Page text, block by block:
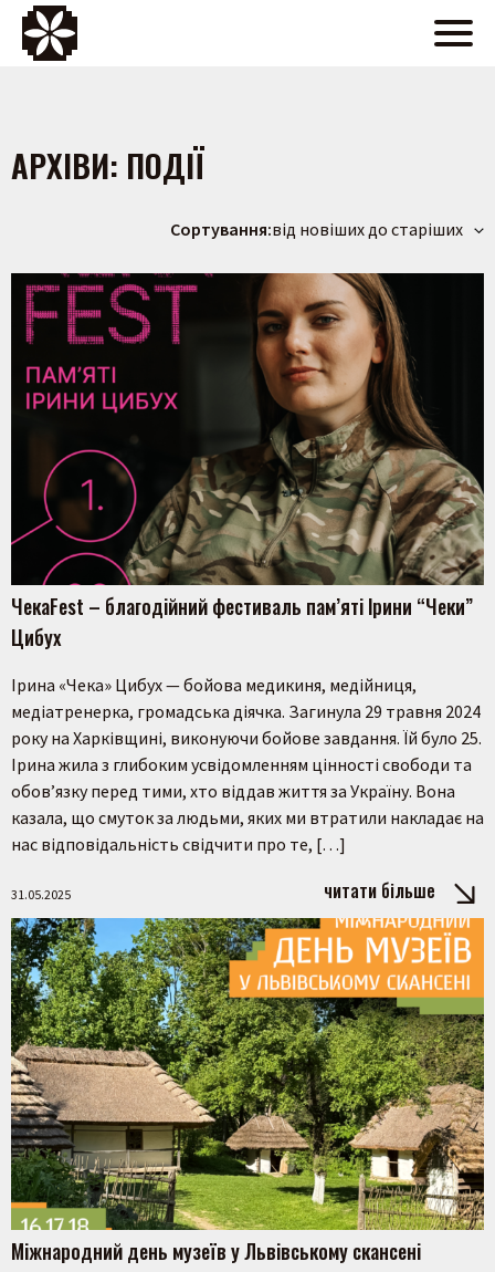
АРХІВИ: ПОДІЇ
Сортування:від новіших до старіших
ЧекаFest – благодійний фестиваль пам’яті Ірини “Чеки”
Цибух
Ірина «Чека» Цибух — бойова медикиня, медійниця,
медіатренерка, громадська діячка. Загинула 29 травня 2024
року на Харківщині, виконуючи бойове завдання. Їй було 25.​
Ірина жила з глибоким усвідомленням цінності свободи та
обов’язку перед тими, хто віддав життя за Україну. Вона
казала, що смуток за ​​людьми, яких ми втратили накладає на
нас відповідальність свідчити про те, […]
31.05.2025 читати більше
Міжнародний день музеїв у Львівському скансені